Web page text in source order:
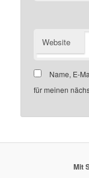
Website
Name, E-
für meinen
Mit